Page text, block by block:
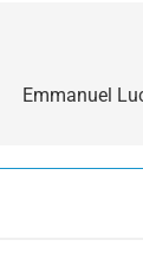
Emmanuel